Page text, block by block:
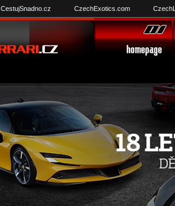
CestujSnadno.cz CzechExotics.com